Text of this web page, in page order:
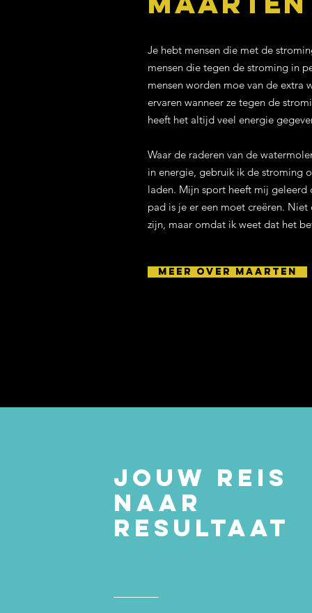
Je hebt mensen die met de
mensen die tegen de stroming in
mensen worden moe van de extra
ervaren wanneer ze tegen de
heeft het altijd veel energie
Waar de raderen van de
in energie, gebruik ik de stroming
laden. Mijn sport heeft mij geleerd
pad is je er een moet creëren.
zijn, maar omdat ik weet dat het
Meer over Maarten
Jouw reis
naar
resultaat